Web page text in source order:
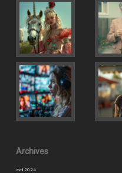
Archives
avril 2024